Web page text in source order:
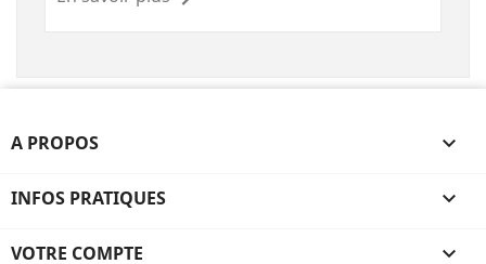
A PROPOS 
INFOS PRATIQUES 
VOTRE COMPTE 